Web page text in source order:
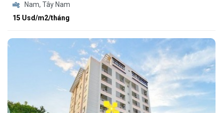
Nam, Tây Nam
15 Usd/m2/tháng